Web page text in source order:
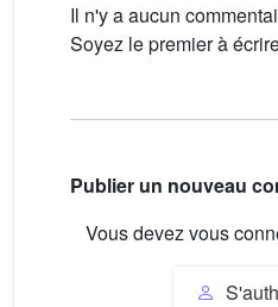
Il n'y a aucun
Soyez le premier à
Publier un nouveau
Vous devez vous